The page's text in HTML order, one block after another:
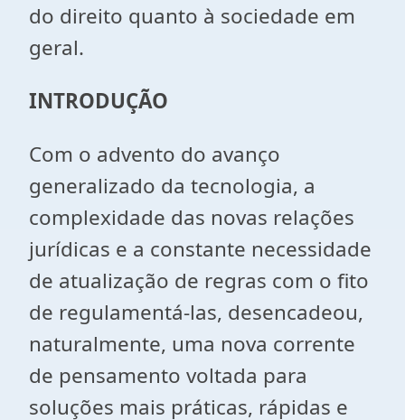
do direito quanto à sociedade em
geral.
INTRODUÇÃO
Com o advento do avanço
generalizado da tecnologia, a
complexidade das novas relações
jurídicas e a constante necessidade
de atualização de regras com o fito
de regulamentá-las, desencadeou,
naturalmente, uma nova corrente
de pensamento voltada para
soluções mais práticas, rápidas e